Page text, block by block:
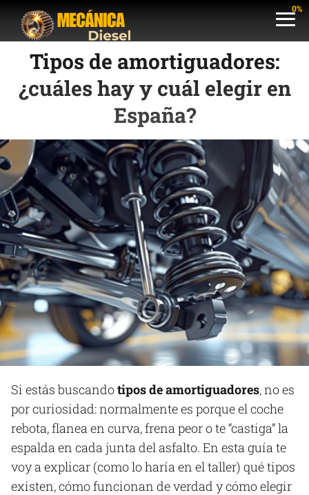
0%
Tipos de amortiguadores:
¿cuáles hay y cuál elegir en
España?
Si estás buscandotipos de amortiguadores, no es
por curiosidad: normalmente es porque el coche
rebota, flanea en curva, frena peor o te “castiga” la
espalda en cada junta del asfalto. En esta guía te
voy a explicar (como lo haría en el taller) qué tipos
existen, cómo funcionan de verdad y cómo elegir